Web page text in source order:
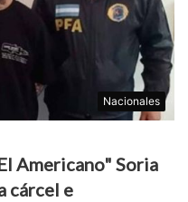
Nacionales
Americano" Soria
cárcel e